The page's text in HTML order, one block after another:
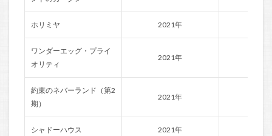
ホリミヤ 2021年
ワンダーエッグ・プライ
オリティ
2021年
約束のネバーランド（第2
期）
2021年
シャドーハウス 2021年